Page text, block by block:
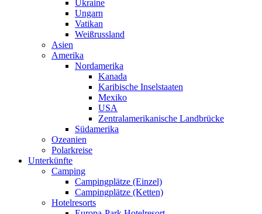
Ukraine
Ungarn
Vatikan
Weißrussland
Asien
Amerika
Nordamerika
Kanada
Karibische Inselstaaten
Mexiko
USA
Zentralamerikanische Landbrücke
Südamerika
Ozeanien
Polarkreise
Unterkünfte
Camping
Campingplätze (Einzel)
Campingplätze (Ketten)
Hotelresorts